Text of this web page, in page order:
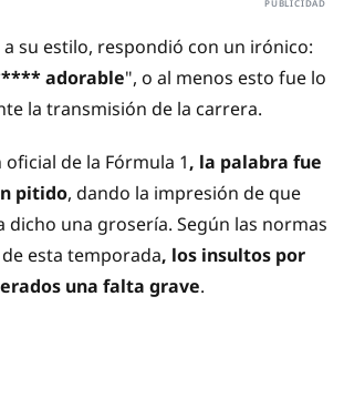
a su estilo, respondió con un irónico:
adorable", o al menos esto fue lo
la transmisión de la carrera.
de la Fórmula 1, la palabra fue
pitido, dando la impresión de que
dicho una grosería. Según las normas
esta temporada, los insultos por
una falta grave.